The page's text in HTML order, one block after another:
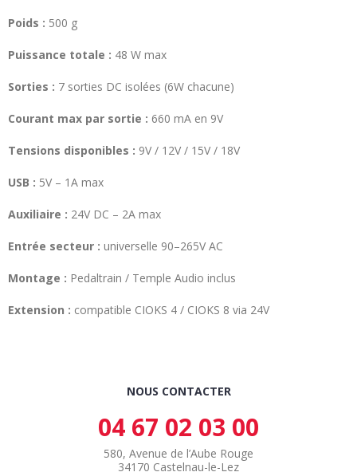
Poids : 500 g
Puissance totale : 48 W max
Sorties : 7 sorties DC isolées (6W chacune)
Courant max par sortie : 660 mA en 9V
Tensions disponibles : 9V / 12V / 15V / 18V
USB : 5V – 1A max
Auxiliaire : 24V DC – 2A max
Entrée secteur : universelle 90–265V AC
Montage : Pedaltrain / Temple Audio inclus
Extension : compatible CIOKS 4 / CIOKS 8 via 24V
NOUS CONTACTER
04 67 02 03 00
580, Avenue de l’Aube Rouge
34170 Castelnau-le-Lez